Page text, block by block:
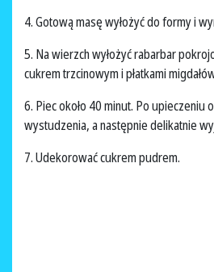
4. Gotową masę wyłożyć do formy i
5. Na wierzch wyłożyć rabarbar
cukrem trzcinowym i płatkami
6. Piec około 40 minut. Po upieczeniu
wystudzenia, a następnie delikatnie
7. Udekorować cukrem pudrem.